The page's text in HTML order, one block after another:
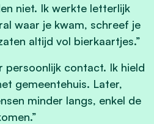
niet. Ik werkte letterlijk
waar je kwam, schreef je
altijd vol bierkaartjes.”
persoonlijk contact. Ik hield
gemeentehuis. Later,
minder langs, enkel de